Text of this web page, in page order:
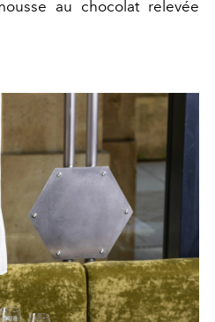
au chocolat relevée